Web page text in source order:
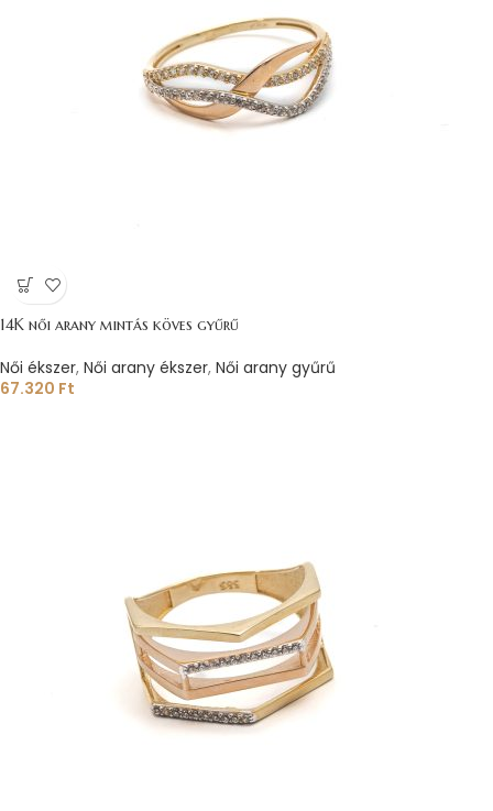
14K női arany mintás köves gyűrű
Női ékszer, Női arany ékszer, Női arany gyűrű
67.320 Ft